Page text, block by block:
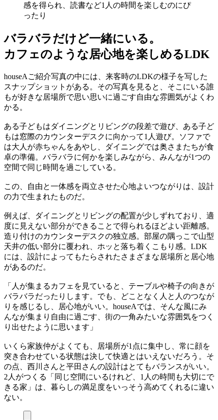
感を得られ、読書など1人の時間を楽しむのにぴ
ったり
バラバラだけど一緒にいる。
カフェのような居心地を楽しめるLDK
houseAご紹介写真の中には、来客時のLDKの様子を写した
スナップショットがある。その写真を見ると、そこにいる誰
もが好きな居場所で思い思いに過ごす自由な雰囲気がよくわ
かる。
ある子どもはダイニングとリビングの段差で遊び、ある子ど
もは窓際のカウンターデスクに向かって1人遊び。ソファで
は大人が赤ちゃんをあやし、ダイニングでは奥さまたちが食
卓の準備。バラバラに何かを楽しみながら、みんなが1つの
空間で同じ時間を過ごしている。
この、自由と一体感を両立させた心地よいつながりは、設計
の力で生まれたものだ。
例えば、ダイニングとリビングの配置が少しずれており、適
度に見えない部分ができることで得られるほどよい距離感。
造り付けのカウンターデスクの独立感。部屋の隅っこで山型
天井の低い部分に覆われ、ホッと落ち着くこもり感。LDK
には、設計によってもたらされたさまざまな居場所と居心地
があるのだ。
「人が集まるカフェを見ていると、テーブルや椅子の向きが
バラバラだったりします。でも、どことなく人と人のつなが
りを感じるし、居心地がいい。houseAでは、そんな風にみ
んなが集まり自由に過ごす、街の一角みたいな雰囲気をつく
り出せたように思います」
いくら家族仲がよくても、居場所が1点に集中し、常に顔を
突き合わせている状態は決して快適とはいえないだろう。そ
の点、西川さんと平田さんの設計はとてもバランスがいい。
2人がつくる「同じ空間にいるけれど、1人の時間も大切にで
きる家」は、暮らしの満足度をいっそう高めてくれるに違い
ない。